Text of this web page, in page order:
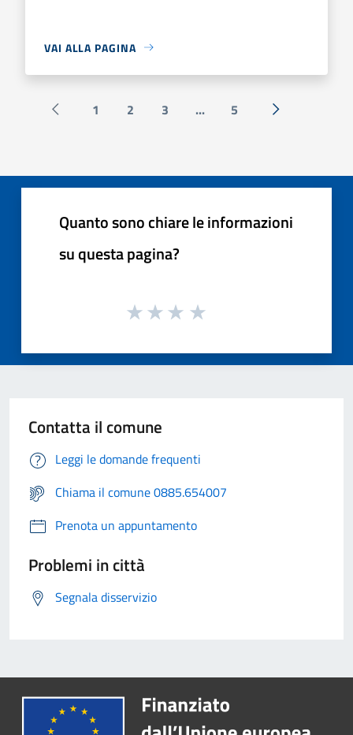
VAI ALLA PAGINA
Pagina precedente
1 2 3 ... 5 Successiva »
Quanto sono chiare le informazioni
su questa pagina?
Contatta il comune
Leggi le domande frequenti
Chiama il comune 0885.654007
Prenota un appuntamento
Problemi in città
Segnala disservizio